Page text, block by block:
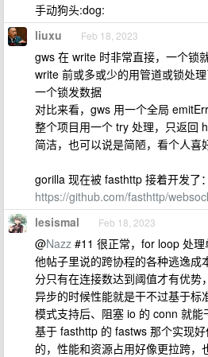
手动狗头:dog:
liuxu Feb 18, 2023
gws 在 write 时非常直接，一个锁
write 前或多或少的用管道或锁处
一个锁发数据
对比来看，gws 用一个全局
整个项目用一个 try 处理，只返回
简洁，也可以说是简陋，看个人喜
gorilla 现在被 fasthttp 接着开发了：
https://github.com/fasthttp/
lesismal Feb 18, 2023
@Nazz #11 很正常，for loop 处
他帖子里说的跨协程的各种逃逸成
分只有在连接数达到阈值才有优势
异步的时候性能就是干不过基于标
模式支持后、阻塞 io 的 conn 就能
基于 fasthttp 的 fastws 那个实现
的，性能和资源占用好像更拉跨，